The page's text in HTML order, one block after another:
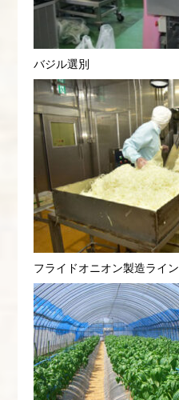
バジル選別
フライドオニオン製造ライン